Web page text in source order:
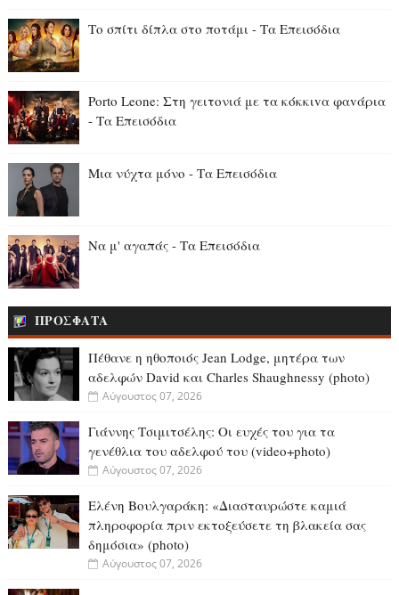
Το σπίτι δίπλα στο ποτάμι - Τα Επεισόδια
Porto Leone: Στη γειτονιά με τα κόκκιvα φαvάρια
- Τα Επεισόδια
Μια νύχτα μόνο - Τα Επεισόδια
Να μ' αγαπάς - Τα Επεισόδια
ΠΡΟΣΦΑΤΑ
Πέθανε η ηθοποιός Jean Lodge, μητέρα των
αδελφών David και Charles Shaughnessy (photo)
Αύγουστος 07, 2026
Γιάννης Τσιμιτσέλης: Οι ευχές του για τα
γενέθλια του αδελφού του (video+photo)
Αύγουστος 07, 2026
Ελένη Βουλγαράκη: «Διασταυρώστε καμιά
πληροφορία πριν εκτοξεύσετε τη βλακεία σας
δημόσια» (photo)
Αύγουστος 07, 2026